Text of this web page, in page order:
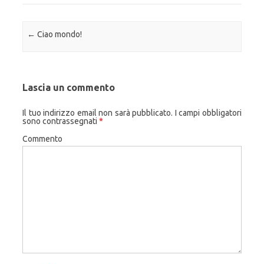
Navigazione articolo
← Ciao mondo!
Lascia un commento
Il tuo indirizzo email non sarà pubblicato. I campi obbligatori
sono contrassegnati *
Commento